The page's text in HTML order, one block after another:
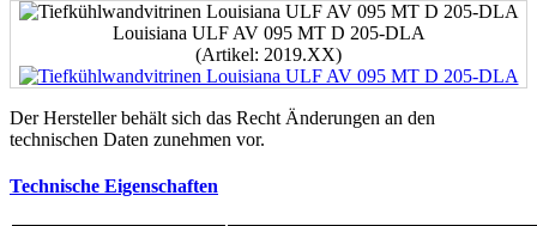
Louisiana ULF AV 095 MT D 205-DLA
(Artikel: 2019.ХХ)
Der Hersteller behält sich das Recht Änderungen an den
technischen Daten zunehmen vor.
Technische Eigenschaften